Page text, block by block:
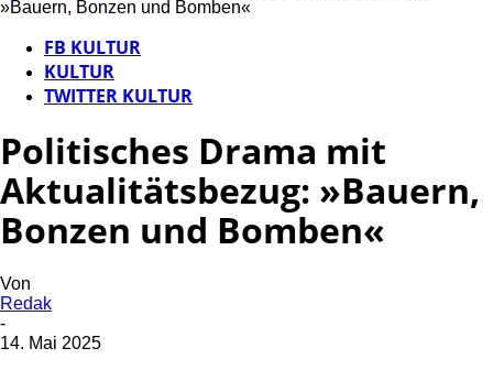
»Bauern, Bonzen und Bomben«
FB KULTUR
KULTUR
TWITTER KULTUR
Politisches Drama mit
Aktualitätsbezug: »Bauern,
Bonzen und Bomben«
Von
Redak
-
14. Mai 2025